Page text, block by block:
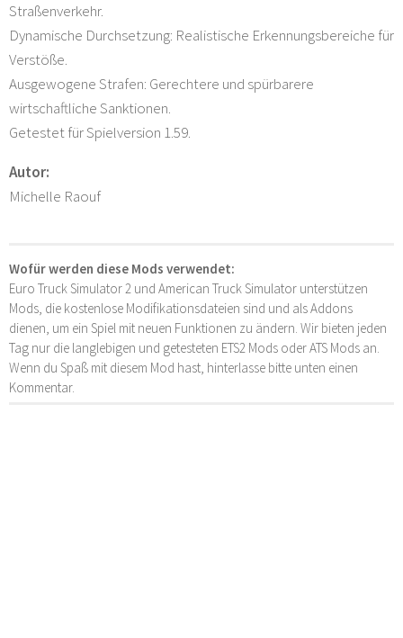
Straßenverkehr.
Dynamische Durchsetzung: Realistische Erkennungsbereiche für
Verstöße.
Ausgewogene Strafen: Gerechtere und spürbarere
wirtschaftliche Sanktionen.
Getestet für Spielversion 1.59.
Autor:
Michelle Raouf
Wofür werden diese Mods verwendet:
Euro Truck Simulator 2 und American Truck Simulator unterstützen
Mods, die kostenlose Modifikationsdateien sind und als Addons
dienen, um ein Spiel mit neuen Funktionen zu ändern. Wir bieten jeden
Tag nur die langlebigen und getesteten ETS2 Mods oder ATS Mods an.
Wenn du Spaß mit diesem Mod hast, hinterlasse bitte unten einen
Kommentar.